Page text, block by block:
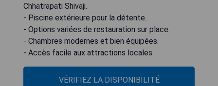
Chhatrapati Shivaji.
- Piscine extérieure pour la détente.
- Options variées de restauration sur place.
- Chambres modernes et bien équipées.
- Accès facile aux attractions locales.
VÉRIFIEZ LA DISPONIBILITÉ